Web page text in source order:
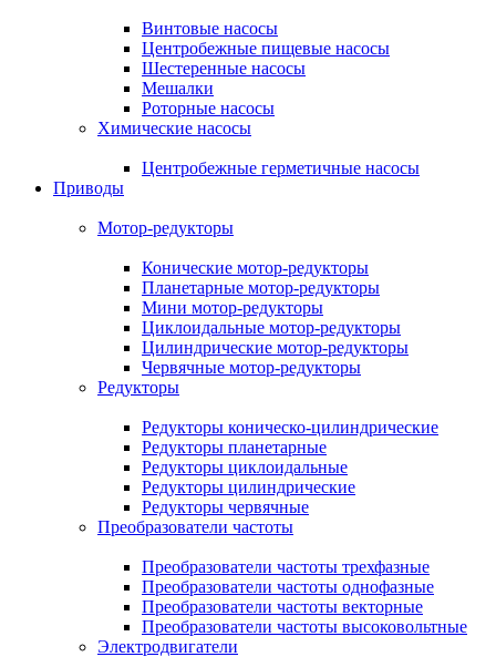
Винтовые насосы
Центробежные пищевые насосы
Шестеренные насосы
Мешалки
Роторные насосы
Химические насосы
Центробежные герметичные насосы
Приводы
Мотор-редукторы
Конические мотор-редукторы
Планетарные мотор-редукторы
Мини мотор-редукторы
Циклоидальные мотор-редукторы
Цилиндрические мотор-редукторы
Червячные мотор-редукторы
Редукторы
Редукторы коническо-цилиндрические
Редукторы планетарные
Редукторы циклоидальные
Редукторы цилиндрические
Редукторы червячные
Преобразователи частоты
Преобразователи частоты трехфазные
Преобразователи частоты однофазные
Преобразователи частоты векторные
Преобразователи частоты высоковольтные
Электродвигатели